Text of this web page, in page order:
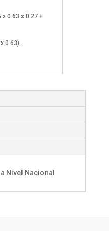
0.63 x 0.27 +
0.63).
Nivel Nacional